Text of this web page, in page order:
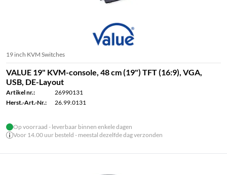
19 inch KVM Switches
VALUE 19" KVM-console, 48 cm (19") TFT (16:9), VGA,
USB, DE-Layout
Artikel nr.:
26990131
Herst.-Art.-Nr.:
26.99.0131
Op voorraad - leverbaar binnen enkele dagen
Voor 14.00 uur besteld - meestal dezelfde dag verzonden